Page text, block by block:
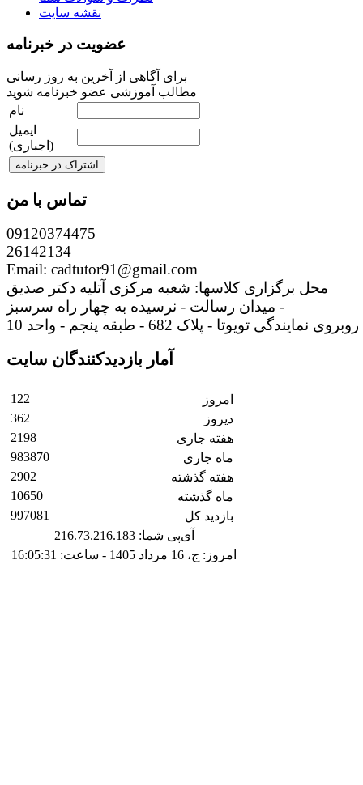
نقشه سایت
عضویت در خبرنامه
برای آگاهی از آخرین به روز رسانی
مطالب آموزشی عضو خبرنامه شوید
نام
ایمیل
(اجباری)
تماس با من
09120374475
26142134
Email: cadtutor91@gmail.com
محل برگزاری کلاسها: شعبه مرکزی آتلیه دکتر صدیق
میدان رسالت - نرسیده به چهار راه سرسبز -
روبروی نمایندگی تویوتا - پلاک 682 - طبقه پنجم - واحد 10
آمار بازدیدکنندگان سایت
امروز
دیروز
هفته جاری
ماه جاری
هفته گذشته
ماه گذشته
بازدید کل
122
362
2198
983870
2902
10650
997081
آی‌پی شما: 216.73.216.183
امروز: ج، 16 مرداد 1405 - ساعت: 16:05:31